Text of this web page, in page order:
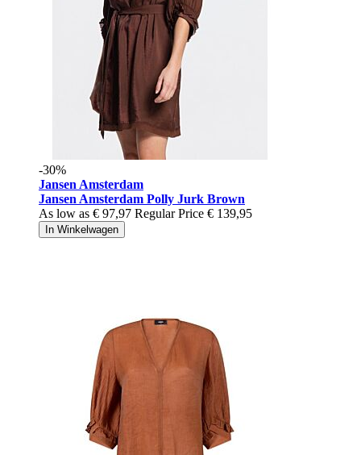
-30%
Jansen Amsterdam
Jansen Amsterdam Polly Jurk Brown
As low as € 97,97 Regular Price € 139,95
In Winkelwagen